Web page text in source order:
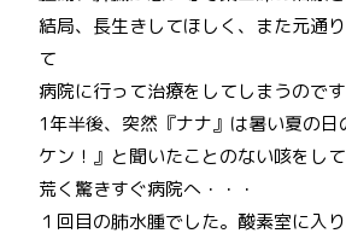
結局、長生きしてほしく、また元通
て
病院に行って治療をしてしまうのです
1年半後、突然『ナナ』は暑い夏の日
ケン！』と聞いたことのない咳をし
荒く驚きすぐ病院へ・・・
１回目の肺水腫でした。酸素室に入り